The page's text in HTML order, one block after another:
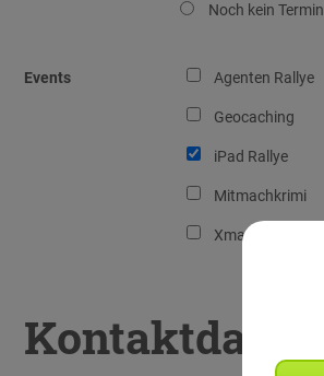
Noch kein Termin
Events Agenten Rallye
Geocaching
iPad Rallye
Mitmachkrimi
Xmas Adventure
Kontaktdaten